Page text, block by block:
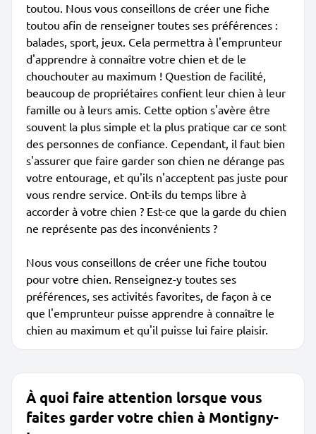
toutou. Nous vous conseillons de créer une fiche
toutou afin de renseigner toutes ses préférences :
balades, sport, jeux. Cela permettra à l'emprunteur
d'apprendre à connaître votre chien et de le
chouchouter au maximum ! Question de facilité,
beaucoup de propriétaires confient leur chien à leur
famille ou à leurs amis. Cette option s'avère être
souvent la plus simple et la plus pratique car ce sont
des personnes de confiance. Cependant, il faut bien
s'assurer que faire garder son chien ne dérange pas
votre entourage, et qu'ils n'acceptent pas juste pour
vous rendre service. Ont-ils du temps libre à
accorder à votre chien ? Est-ce que la garde du chien
ne représente pas des inconvénients ?
Nous vous conseillons de créer une fiche toutou
pour votre chien. Renseignez-y toutes ses
préférences, ses activités favorites, de façon à ce
que l'emprunteur puisse apprendre à connaître le
chien au maximum et qu'il puisse lui faire plaisir.
À quoi faire attention lorsque vous
faites garder votre chien à Montigny-